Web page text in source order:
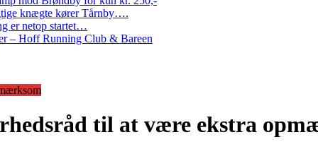
knægte kører Tårnby….
er netop startet…
– Hoff Running Club & Bareen
til at være ekstra